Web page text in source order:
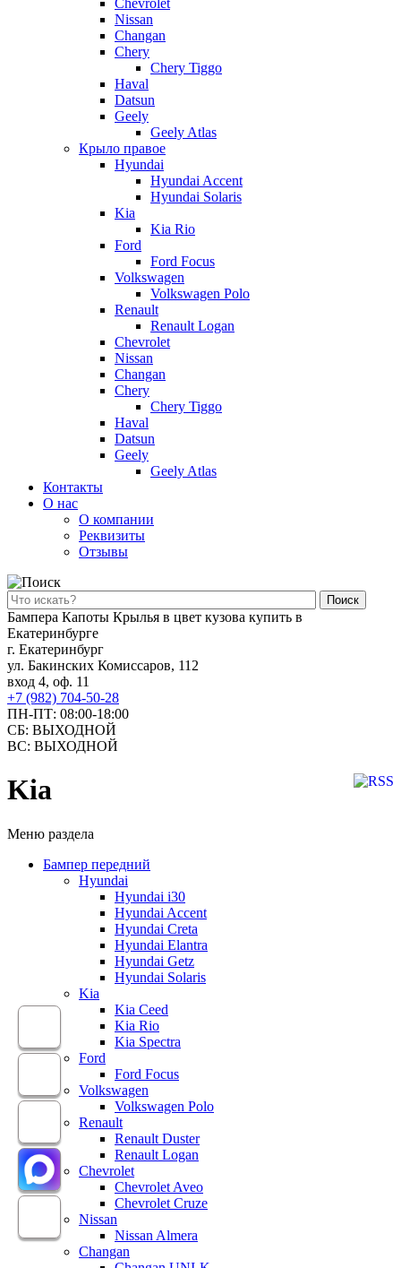
Chevrolet
Nissan
Changan
Chery
Chery Tiggo
Haval
Datsun
Geely
Geely Atlas
Крыло правое
Hyundai
Hyundai Accent
Hyundai Solaris
Kia
Kia Rio
Ford
Ford Focus
Volkswagen
Volkswagen Polo
Renault
Renault Logan
Chevrolet
Nissan
Changan
Chery
Chery Tiggo
Haval
Datsun
Geely
Geely Atlas
Контакты
О нас
О компании
Реквизиты
Отзывы
Поиск
Бампера Капоты Крылья в цвет кузова купить в
Екатеринбурге
г. Екатеринбург
ул. Бакинских Комиссаров, 112
вход 4, оф. 11
+7 (982) 704-50-28
ПН-ПТ: 08:00-18:00
СБ: ВЫХОДНОЙ
ВС: ВЫХОДНОЙ
Kia
Меню раздела
Бампер передний
Hyundai
Hyundai i30
Hyundai Accent
Hyundai Creta
Hyundai Elantra
Hyundai Getz
Hyundai Solaris
Kia
Kia Ceed
Kia Rio
Kia Spectra
Ford
Ford Focus
Volkswagen
Volkswagen Polo
Renault
Renault Duster
Renault Logan
Chevrolet
Chevrolet Aveo
Chevrolet Cruze
Nissan
Nissan Almera
Changan